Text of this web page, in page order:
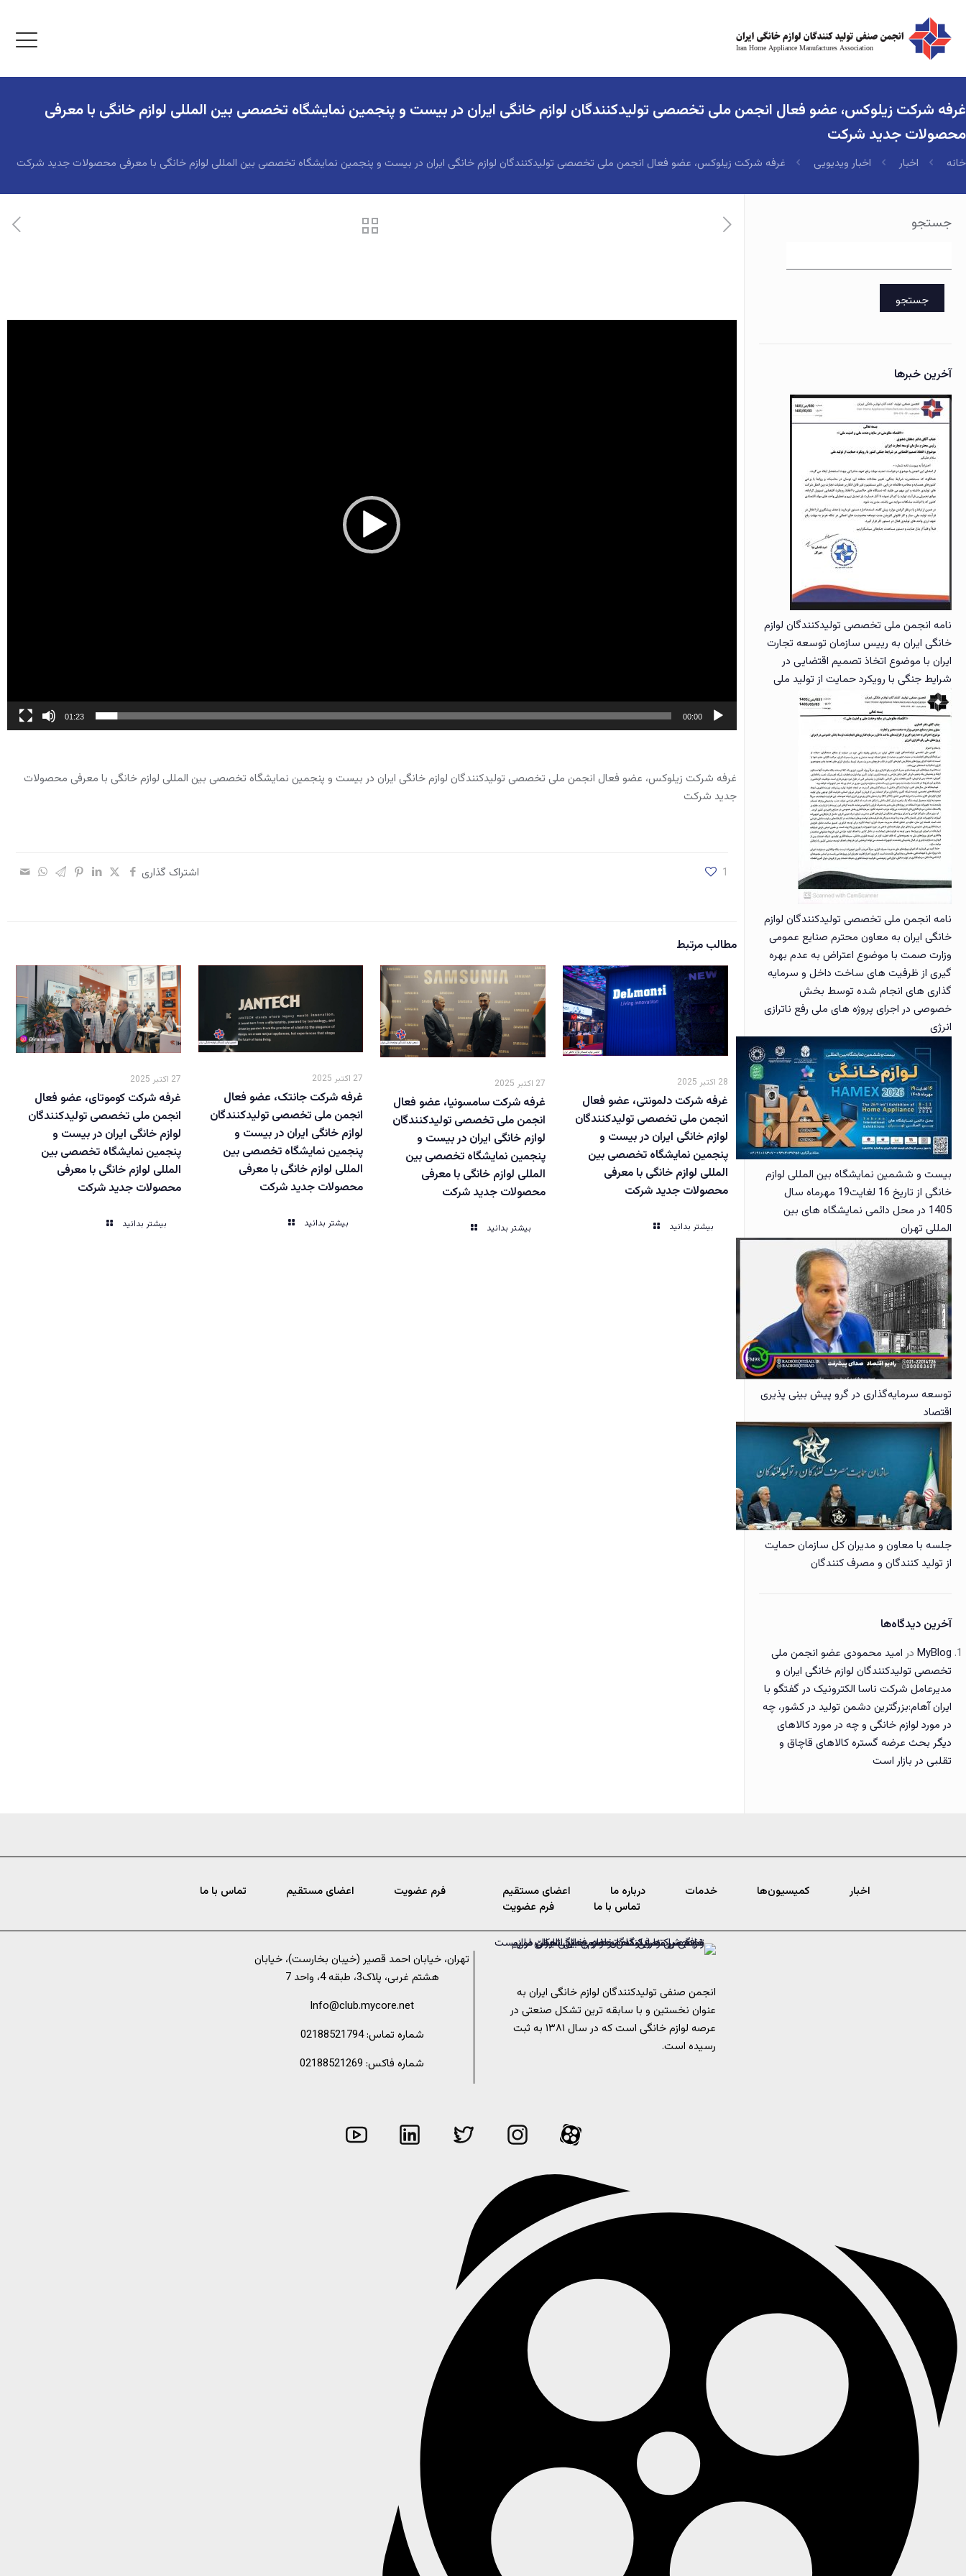
غرفه شرکت زیلوکس، عضو فعال انجمن ملی تخصصی تولیدکنندگان لوازم خانگی ایران در بیست و پنجمین نمایشگاه تخصصی بین المللی لوازم خانگی با معرفی
محصولات جدید شرکت
خانه اخبار اخبار ویدیویی غرفه شرکت زیلوکس، عضو فعال انجمن ملی تخصصی تولیدکنندگان لوازم خانگی ایران در بیست و پنجمین نمایشگاه تخصصی بین المللی لوازم خانگی با معرفی محصولات جدید شرکت
00:00
01:23
غرفه شرکت زیلوکس، عضو فعال انجمن ملی تخصصی تولیدکنندگان لوازم خانگی ایران در بیست و پنجمین نمایشگاه تخصصی بین المللی لوازم خانگی با معرفی محصولات
جدید شرکت
اشتراک گذاری 1
مطالب مرتبط
28 اکتبر 2025
غرفه شرکت دلمونتی، عضو فعال
انجمن ملی تخصصی تولیدکنندگان
لوازم خانگی ایران در بیست و
پنجمین نمایشگاه تخصصی بین
المللی لوازم خانگی با معرفی
محصولات جدید شرکت
بیشتر بدانید
27 اکتبر 2025
غرفه شرکت سامسونیا، عضو فعال
انجمن ملی تخصصی تولیدکنندگان
لوازم خانگی ایران در بیست و
پنجمین نمایشگاه تخصصی بین
المللی لوازم خانگی با معرفی
محصولات جدید شرکت
بیشتر بدانید
27 اکتبر 2025
غرفه شرکت جانتک، عضو فعال
انجمن ملی تخصصی تولیدکنندگان
لوازم خانگی ایران در بیست و
پنجمین نمایشگاه تخصصی بین
المللی لوازم خانگی با معرفی
محصولات جدید شرکت
بیشتر بدانید
27 اکتبر 2025
غرفه شرکت کوموتای، عضو فعال
انجمن ملی تخصصی تولیدکنندگان
لوازم خانگی ایران در بیست و
پنجمین نمایشگاه تخصصی بین
المللی لوازم خانگی با معرفی
محصولات جدید شرکت
بیشتر بدانید
جستجو
جستجو
آخرین خبرها
نامه انجمن ملی تخصصی تولیدکنندگان لوازم
خانگی ایران به رییس سازمان توسعه تجارت
ایران با موضوع اتخاذ تصمیم اقتضایی در
شرایط جنگی با رویکرد حمایت از تولید ملی
نامه انجمن ملی تخصصی تولیدکنندگان لوازم
خانگی ایران به معاون محترم صنایع عمومی
وزارت صمت با موضوع اعتراض به عدم بهره
گیری از ظرفیت های ساخت داخل و سرمایه
گذاری های انجام شده توسط بخش
خصوصی در اجرای پروژه های ملی رفع ناترازی
انرژی
بیست و ششمین نمایشگاه بین المللی لوازم
خانگی از تاریخ 16 لغایت19 مهرماه سال
1405 در محل دائمی نمایشگاه های بین
المللی تهران
توسعه سرمایه‌گذاری در گرو پیش بینی پذیری
اقتصاد
جلسه با معاون و مدیران کل سازمان حمایت
از تولید کنندگان و مصرف کنندگان
آخرین دیدگاه‌ها
MyBlog در امید محمودی عضو انجمن ملی
تخصصی تولیدکنندگان لوازم خانگی ایران و
مدیرعامل شرکت ناسا الکترونیک در گفتگو با
ایران آهام:بزرگترین دشمن تولید در کشور، چه
در مورد لوازم خانگی و چه در مورد کالاهای
دیگر بحث عرضه گستره کالاهای قاچاق و
تقلبی در بازار است
اخبار کمیسیون‌ها خدمات درباره ما
اعضای مستقیم
تماس با ما
فرم عضویت
فرم عضویت اعضای مستقیم تماس با ما
انجمن صنفی تولیدکنندگان لوازم خانگی ایران به
عنوان نخستین و با سابقه ترین تشکل صنعتی در
عرصه لوازم خانگی است که در سال ۱۳۸۱ به ثبت
رسیده است.
تهران، خیابان احمد قصیر (خیبان بخارست)، خیابان
هشتم غربی، پلاک3، طبقه 4، واحد 7
Info@club.mycore.net
شماره تماس: 02188521794
شماره فاکس: 02188521269